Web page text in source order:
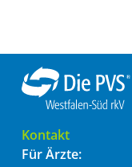
Kontakt
Für Ärzte: